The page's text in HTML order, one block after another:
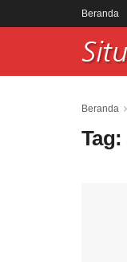
Beranda
Beranda
Tag: